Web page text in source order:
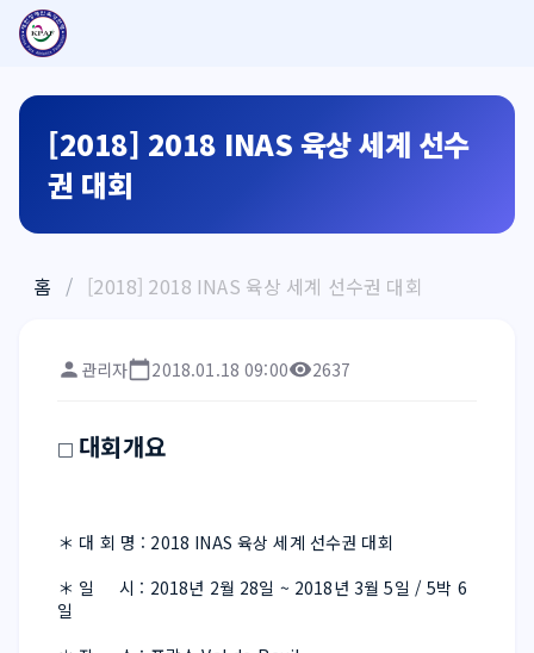
[2018] 2018 INAS 육상 세계 선수
권 대회
홈 / [2018] 2018 INAS 육상 세계 선수권 대회
관리자 2018.01.18 09:00 2637
□ 대회개요
＊ 대 회 명 : 2018 INAS 육상 세계 선수권 대회
＊ 일     시 : 2018년 2월 28일 ~ 2018년 3월 5일 / 5박 6
일